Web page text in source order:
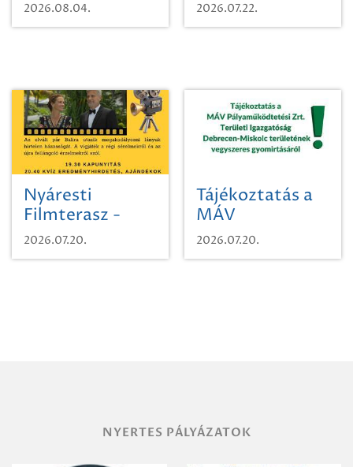
2026.08.04.
időutazásra!
2026.07.22.
Nyáresti
Filmterasz -
Beugró a
Paradicsomba
2026.07.20.
Tájékoztatás a
MÁV
Pályaműködtetési
Zrt. Területi
2026.07.20.
NYERTES PÁLYÁZATOK